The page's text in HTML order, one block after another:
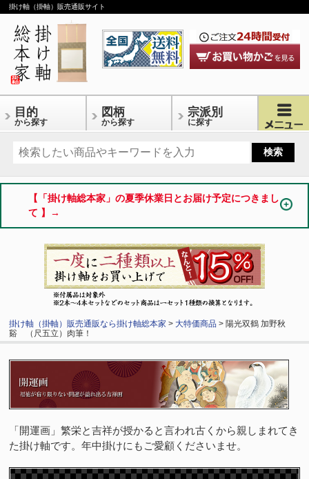
掛け軸（掛軸）販売通販サイト
目的
から探す
図柄
から探す
宗派別
に探す
【「掛け軸総本家」の夏季休業日とお届け予定につきまし
て 】→
掛け軸（掛軸）販売通販なら掛け軸総本家 > 大特価商品 > 陽光双鶴 加野秋
谿 （尺五立）肉筆！
「開運画」繁栄と吉祥が授かると言われ古くから親しまれてき
た掛け軸です。年中掛けにもご愛顧くださいませ。